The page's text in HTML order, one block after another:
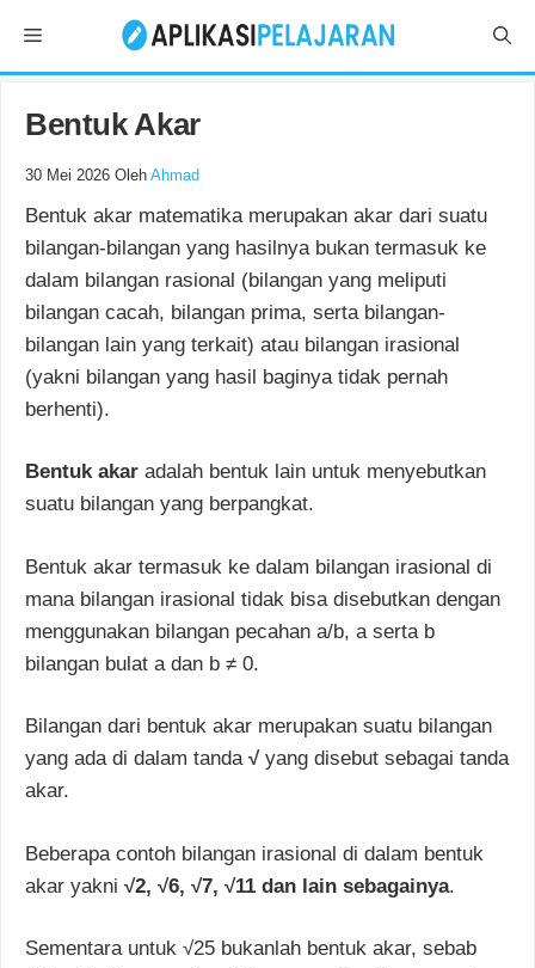
isi
Menu
Bentuk Akar
30 Mei 2026 Oleh Ahmad
Bentuk akar matematika merupakan akar dari suatu
bilangan-bilangan yang hasilnya bukan termasuk ke
dalam bilangan rasional (bilangan yang meliputi
bilangan cacah, bilangan prima, serta bilangan-
bilangan lain yang terkait) atau bilangan irasional
(yakni bilangan yang hasil baginya tidak pernah
berhenti).
Bentuk akar adalah bentuk lain untuk menyebutkan
suatu bilangan yang berpangkat.
Bentuk akar termasuk ke dalam bilangan irasional di
mana bilangan irasional tidak bisa disebutkan dengan
menggunakan bilangan pecahan a/b, a serta b
bilangan bulat a dan b ≠ 0.
Bilangan dari bentuk akar merupakan suatu bilangan
yang ada di dalam tanda √yang disebut sebagai tanda
akar.
Beberapa contoh bilangan irasional di dalam bentuk
akar yakni √2, √6, √7, √11 dan lain sebagainya.
Sementara untuk √25 bukanlah bentuk akar, sebab